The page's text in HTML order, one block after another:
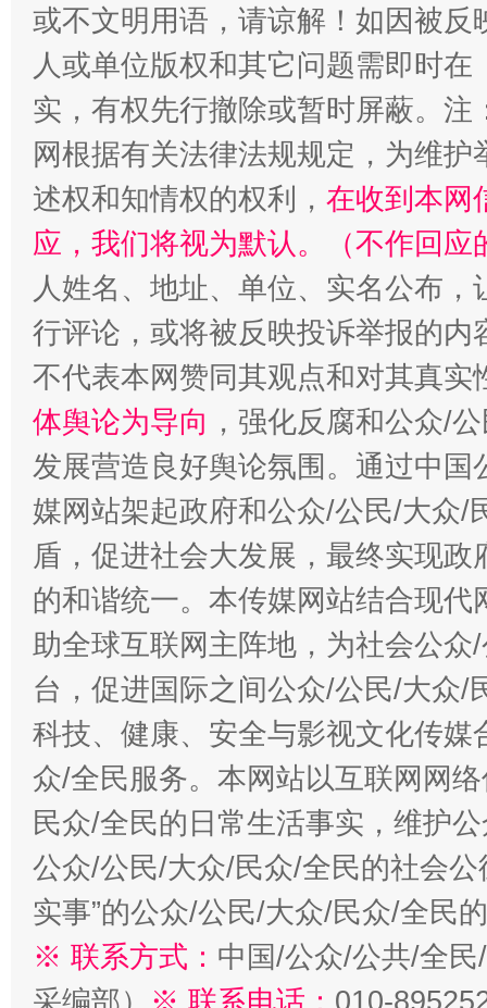
招工难、用工荒背后
或不文明用语，请谅解！如因被
人或单位版权和其它问题需即时在
实，有权先行撤除或暂时屏蔽。
网根据有关法律法规规定，为维
述权和知情权的权利， 在收到本网
应，我们将视为默认。（不作回应
人姓名、地址、单位、实名公布
行评论，或将被反映投诉举报的
不代表本网赞同其观点和对其真实
体舆论为导向 ，强化反腐和公众/
发展营造良好舆论氛围。通过中
媒网站架起政府和公众/公民/大众/
盾，促进社会大发展，最终实现
的和谐统一。本传媒网站结合现
助全球互联网主阵地，为社会公
台，促进国际之间公众/公民/大众/
科技、健康、安全与影视文化传
众/全民服务。本网站以互联网网
民众/全民的日常生活事实，维护
公众/公民/大众/民众/全民的社会公
实事”的公众/公民/大众/民众/全民
※ 联系方式： 中国/公众/公共/全
采编部） ※ 联系电话： 010-